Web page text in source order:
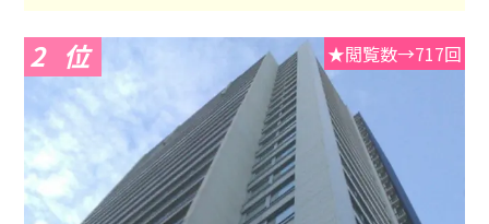
2 ★閲覧数→717回